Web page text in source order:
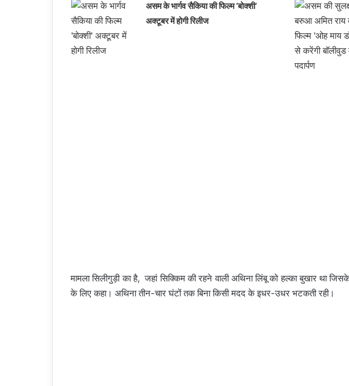
असम के भार्गव सैकिया की फिल्म ‘बोक्शी’
अक्टूबर में होगी रिलीज
मामला सिलीगुड़ी का है, जहां सिक्किम की रहने वाली अथिना लिंबू को हल्का बुखार था
के लिए कहा। अथिना तीन-चार घंटों तक बिना किसी मदद के इधर-उधर भटकती रही।